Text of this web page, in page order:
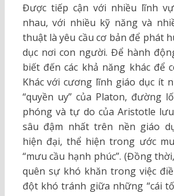
Được tiếp cận với nhiều lĩnh
nhau, với nhiều kỹ năng và
thuật là yêu cầu cơ bản để phát
dục nơi con người. Để hành
biết đến các khả năng khác để
Khác với cương lĩnh giáo dục ít
“quyền uy” của Platon, đường
phóng và tự do của Aristotle
sâu đậm nhất trên nền giáo
hiện đại, thể hiện trong ước
“mưu cầu hạnh phúc”. (Đồng
quên sự khó khăn trong việc
đột khó tránh giữa những “cái